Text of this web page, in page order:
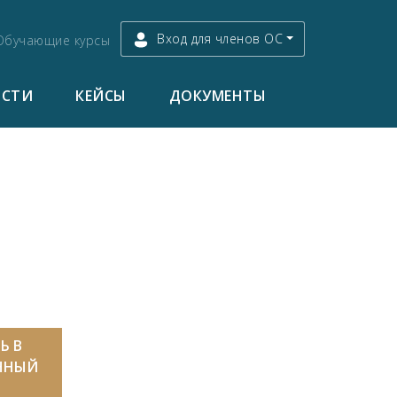
курсы Вход для членов ОС
КЕЙСЫ ДОКУМЕНТЫ
В